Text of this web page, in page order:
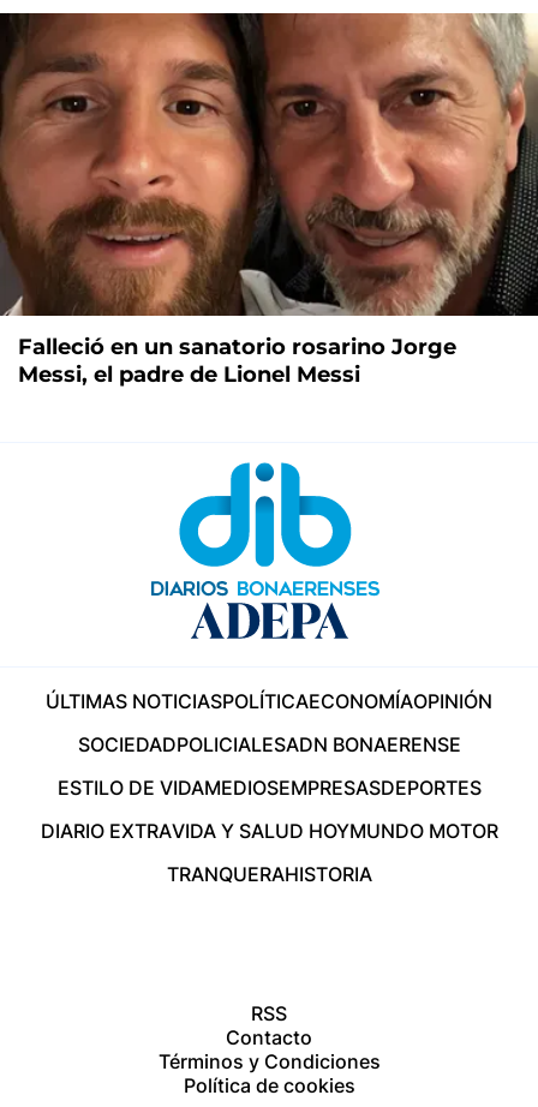
Falleció en un sanatorio rosarino Jorge
Messi, el padre de Lionel Messi
ÚLTIMAS NOTICIASPOLÍTICAECONOMÍAOPINIÓN
SOCIEDADPOLICIALESADN BONAERENSE
ESTILO DE VIDAMEDIOSEMPRESASDEPORTES
DIARIO EXTRAVIDA Y SALUD HOYMUNDO MOTOR
TRANQUERAHISTORIA
RSS
Contacto
Términos y Condiciones
Política de cookies